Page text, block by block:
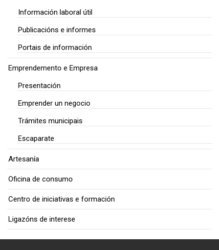
Información laboral útil
Publicacións e informes
Portais de información
Emprendemento e Empresa
Presentación
Emprender un negocio
Trámites municipais
Escaparate
Artesanía
Oficina de consumo
Centro de iniciativas e formación
Ligazóns de interese